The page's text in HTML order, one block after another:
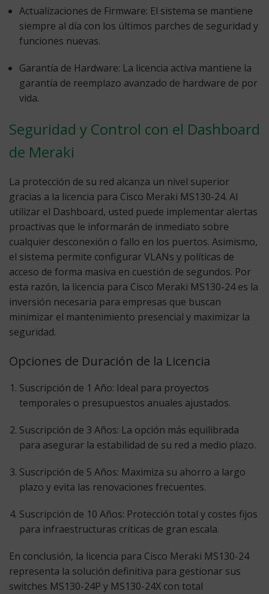
Actualizaciones de Firmware: El sistema se mantiene
siempre al día con los últimos parches de seguridad y
funciones nuevas.
Garantía de Hardware: La licencia activa mantiene la
garantía de reemplazo avanzado de hardware de por
vida.
Seguridad y Control con el Dashboard
de Meraki
La protección de su red alcanza un nivel superior
gracias a la licencia para Cisco Meraki MS130-24. Al
utilizar el Dashboard, usted puede implementar alertas
proactivas que le informarán de inmediato sobre
cualquier desconexión o fallo en los puertos. Asimismo,
el sistema permite configurar VLANs y políticas de
acceso de forma masiva en cuestión de segundos. Por
esta razón, la licencia para Cisco Meraki MS130-24es la
inversión necesaria para empresas que buscan
minimizar el mantenimiento presencial y maximizar la
seguridad.
Opciones de Duración de la Licencia
Suscripción de 1 Año: Ideal para proyectos
temporales o presupuestos anuales ajustados.
Suscripción de 3 Años: La opción más equilibrada
para asegurar la estabilidad de su red a medio plazo.
Suscripción de 5 Años: Maximiza su ahorro a largo
plazo y evita las renovaciones frecuentes.
Suscripción de 10 Años: Protección total y costes fijos
para infraestructuras críticas de gran escala.
En conclusión, la licencia para Cisco Meraki MS130-24
representa la solución definitiva para gestionar sus
switches MS130-24P y MS130-24X con total